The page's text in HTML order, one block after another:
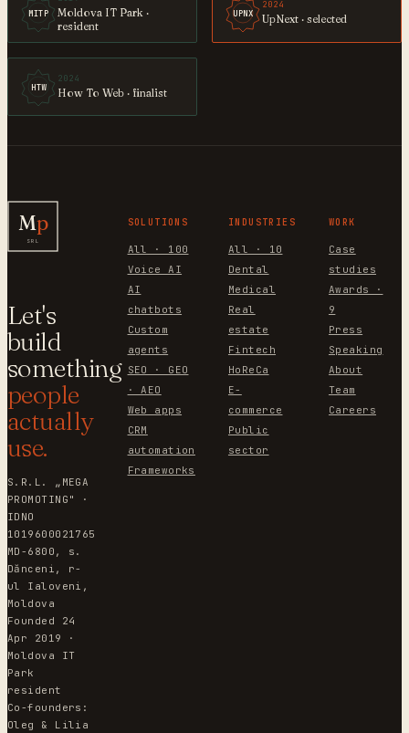
MITP
Moldova IT Park ·
resident
UPNX
2024
UpNext · selected
HTW
2024
How To Web · finalist
Mp
SRL
Let's
build
something
people
actually
use.
S.R.L. „MEGA
PROMOTING" ·
IDNO
1019600021765
MD-6800, s.
Dănceni, r-
ul Ialoveni,
Moldova
Founded 24
Apr 2019 ·
Moldova IT
Park
resident
Co-founders:
Oleg & Lilia
SOLUTIONS
All · 100
Voice AI
AI
chatbots
Custom
agents
SEO · GEO
· AEO
Web apps
CRM
automation
Frameworks
INDUSTRIES
All · 10
Dental
Medical
Real
estate
Fintech
HoReCa
E-
commerce
Public
sector
WORK
Case
studies
Awards ·
9
Press
Speaking
About
Team
Careers